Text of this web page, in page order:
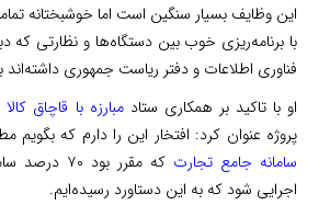
این وظایف بسیار سنگین است اما خوشبختانه
با برنامه‌ریزی خوب بین دستگاه‌ها و نظارتی که
فناوری اطلاعات و دفتر ریاست جمهوری
او با تاکید بر همکاری ستادمبارزه با قاچاق کالا
پروژه عنوان کرد: افتخار این را دارم که بگویم
سامانه جامع تجارت
اجرایی شود که به این دستاورد رسیده‌ایم.